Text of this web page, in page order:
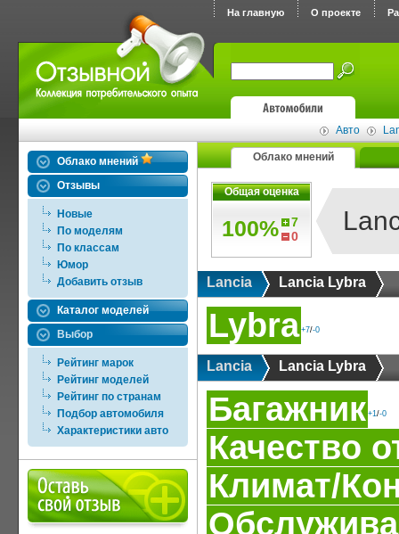
На главную О проекте
Авто
Облако мнений
Отзывы
Новые
По моделям
По классам
Юмор
Добавить отзыв
Каталог моделей
Выбор
Рейтинг марок
Рейтинг моделей
Рейтинг по странам
Подбор автомобиля
Характеристики авто
Облако мнений
Общая оценка
100%
7
0
Lancia Lancia Lybra
Lybra +7/-0
Lancia Lancia Lybra
Багажник +1/-0
Качество
Климат/